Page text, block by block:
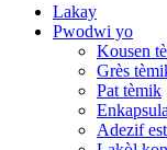
Lakay
Pwodwi yo
Kousen
Grès
Pat tèmik
Adezif